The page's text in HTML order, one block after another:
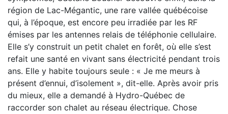
région de Lac­-Mégantic, une rare vallée québécoise
qui, à l’époque, est encore peu irradiée par les RF
émises par les antennes relais de téléphonie cellulaire.
Elle s’y construit un petit chalet en forêt, où elle s’est
refait une santé en vivant sans électricité pendant trois
ans. Elle y habite toujours seule : « Je me meurs à
présent d’ennui, d’isolement », dit­-elle. Après avoir pris
du mieux, elle a demandé à Hydro-­Québec de
raccorder son chalet au réseau électrique. Chose